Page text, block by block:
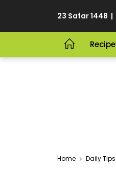
23 Safar 1448
Home Daily Tips